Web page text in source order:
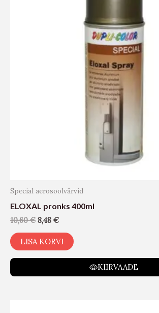
Special aerosoolvärvid
ELOXAL pronks 400ml
10,60€ 8,48 €
LISA KORVI
KIIRVAADE